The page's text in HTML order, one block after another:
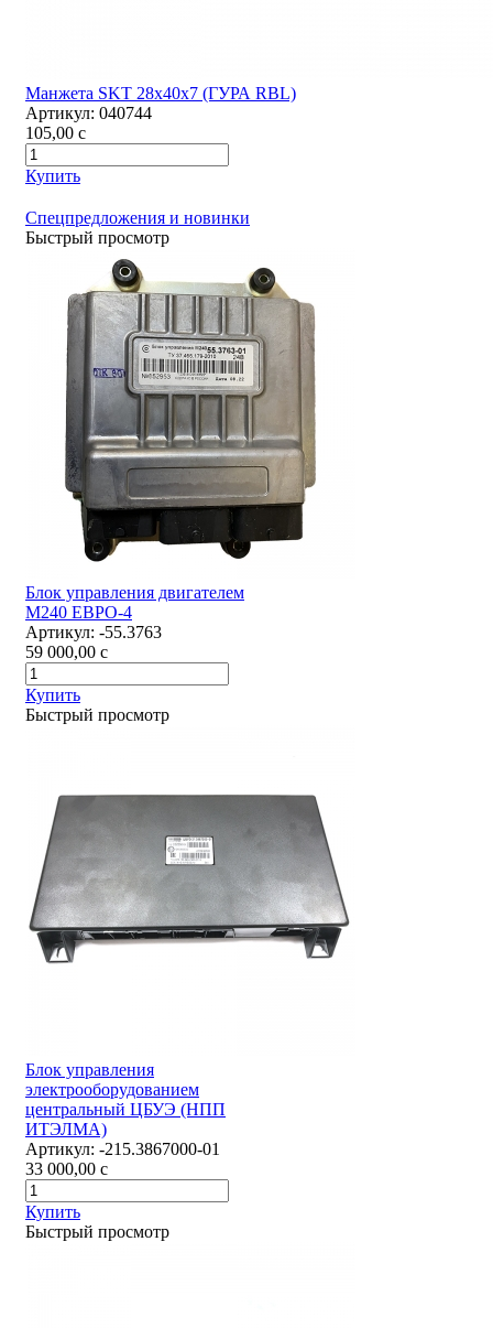
Манжета SKT 28х40х7 (ГУРА RBL)
Артикул: 040744
105,00 c
Купить
Спецпредложения и новинки
Быстрый просмотр
Блок управления двигателем
М240 ЕВРО-4
Артикул: -55.3763
59 000,00 c
Купить
Быстрый просмотр
Блок управления
электрооборудованием
центральный ЦБУЭ (НПП
ИТЭЛМА)
Артикул: -215.3867000-01
33 000,00 c
Купить
Быстрый просмотр